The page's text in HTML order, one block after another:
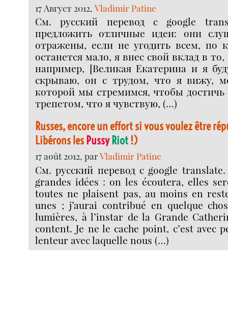
17 Август 2012,Vladimir Patine
См. русский перевод с google
предложить отличные идеи: они
отражены, если не угодить всем, по
останется мало, я внес свой вклад в
например, [Великая Екатерина и я
скрываю, он с трудом, что я вижу,
которой мы стремимся, чтобы
трепетом, что я чувствую, (…)
Russes, encore un effort si vous voulez être
Libérons les PussyRiot!)
17 août 2012, parVladimir Patine
См. русский перевод с google
grandes idées : on les écoutera, elles
toutes ne plaisent pas, au moins en
unes ; j’aurai contribué en quelque
lumières, à l’instar de la Grande
content. Je ne le cache point, c’est avec
lenteur avec laquelle nous (…)